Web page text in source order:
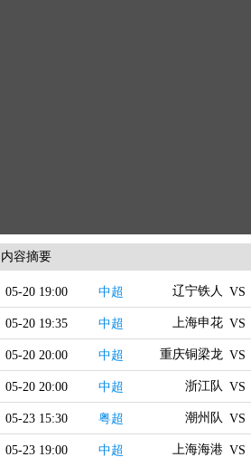
内容摘要
05-20 19:00 中超 辽宁铁人 VS
05-20 19:35 中超 上海申花 VS
05-20 20:00 中超 重庆铜梁龙 VS
05-20 20:00 中超 浙江队 VS
05-23 15:30 粤超 潮州队 VS
05-23 19:00 中超 上海海港 VS